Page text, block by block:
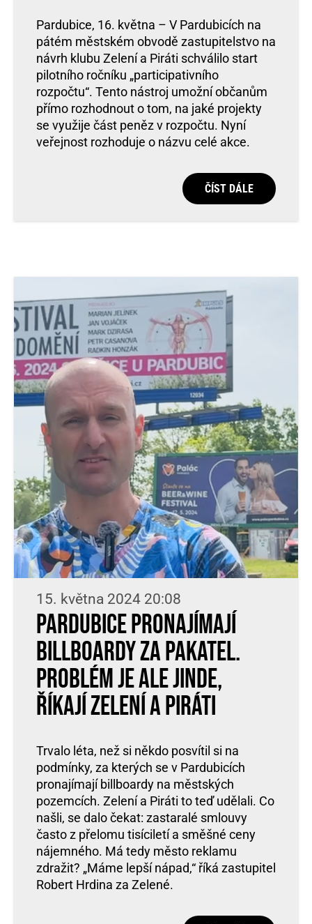
Pardubice, 16. května – V Pardubicích na
pátém městském obvodě zastupitelstvo na
návrh klubu Zelení a Piráti schválilo start
pilotního ročníku „participativního
rozpočtu“. Tento nástroj umožní občanům
přímo rozhodnout o tom, na jaké projekty
se využije část peněz v rozpočtu. Nyní
veřejnost rozhoduje o názvu celé akce.
ČÍST DÁLE
15. května 2024 20:08
Pardubice pronajímají
billboardy za pakatel.
Problém je ale jinde,
říkají Zelení a Piráti
Trvalo léta, než si někdo posvítil si na
podmínky, za kterých se v Pardubicích
pronajímají billboardy na městských
pozemcích. Zelení a Piráti to teď udělali. Co
našli, se dalo čekat: zastaralé smlouvy
často z přelomu tisíciletí a směšné ceny
nájemného. Má tedy město reklamu
zdražit? „Máme lepší nápad,“ říká zastupitel
Robert Hrdina za Zelené.